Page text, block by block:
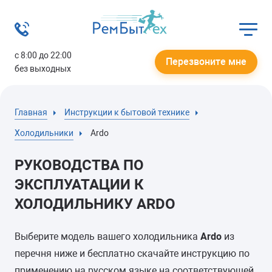
с 8:00 до 22:00
без выходных
Перезвоните мне
Главная Инструкции к бытовой технике
Холодильники Ardo
РУКОВОДСТВА ПО
ЭКСПЛУАТАЦИИ К
ХОЛОДИЛЬНИКУ ARDO
Выберите модель вашего холодильника Ardo из
перечня ниже и бесплатно скачайте инструкцию по